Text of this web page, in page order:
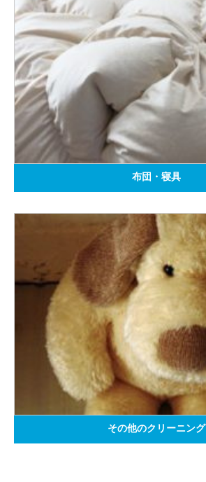
布団・寝具
その他のクリーニング